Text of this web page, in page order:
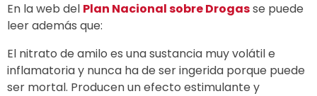
En la web del Plan Nacional sobre Drogasse puede
leer además que:
El nitrato de amilo es una sustancia muy volátil e
inflamatoria y nunca ha de ser ingerida porque puede
ser mortal. Producen un efecto estimulante y